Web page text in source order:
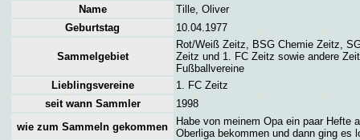
Name
Tille, Oliver
Geburtstag
10.04.1977
Sammelgebiet
Rot/Weiß Zeitz, BSG Chemie Zeitz,
Zeitz und 1. FC Zeitz sowie andere
Fußballvereine
Lieblingsvereine
1. FC Zeitz
seit wann Sammler
1998
wie zum Sammeln gekommen
Habe von meinem Opa ein paar Hefte
Oberliga bekommen und dann ging es